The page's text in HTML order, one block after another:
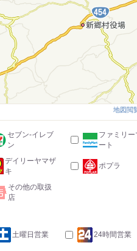
地図閲
セブン-イレブ
ン
ファミリー
ート
デイリーヤマザ
キ
ポプラ
その他の取扱
店
土曜日営業 24時間営業